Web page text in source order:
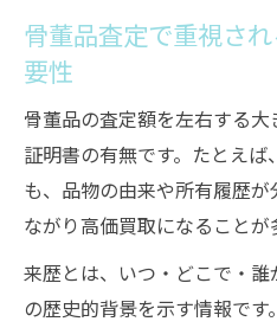
骨董品査定で重視さ
要性
骨董品の査定額を左右する
証明書の有無です。たとえ
も、品物の由来や所有履歴
ながり高価買取になることが
来歴とは、いつ・どこで・
の歴史的背景を示す情報で